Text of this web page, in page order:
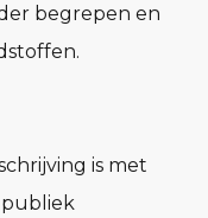
begrepen en
is met
publiek